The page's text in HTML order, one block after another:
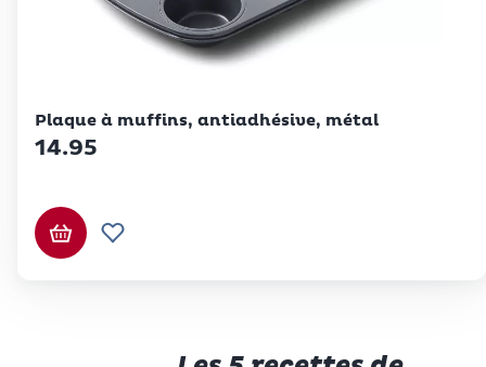
Plaque à muffins, antiadhésive, métal
14.95
Ajouter au panier
Ajouter à la liste de souhaits.